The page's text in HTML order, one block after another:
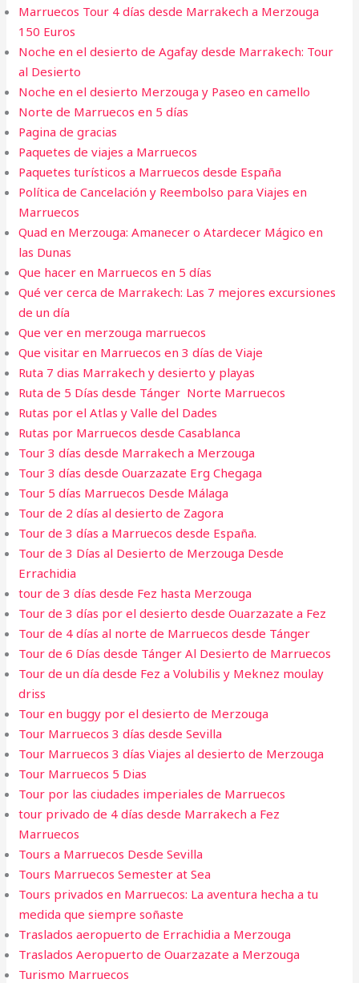
Marruecos Tour 4 días desde Marrakech a Merzouga
150 Euros
Noche en el desierto de Agafay desde Marrakech: Tour
al Desierto
Noche en el desierto Merzouga y Paseo en camello
Norte de Marruecos en 5 días
Pagina de gracias
Paquetes de viajes a Marruecos
Paquetes turísticos a Marruecos desde España
Política de Cancelación y Reembolso para Viajes en
Marruecos
Quad en Merzouga: Amanecer o Atardecer Mágico en
las Dunas
Que hacer en Marruecos en 5 días
Qué ver cerca de Marrakech: Las 7 mejores excursiones
de un día
Que ver en merzouga marruecos
Que visitar en Marruecos en 3 días de Viaje
Ruta 7 dias Marrakech y desierto y playas
Ruta de 5 Días desde Tánger Norte Marruecos
Rutas por el Atlas y Valle del Dades
Rutas por Marruecos desde Casablanca
Tour 3 días desde Marrakech a Merzouga
Tour 3 días desde Ouarzazate Erg Chegaga
Tour 5 días Marruecos Desde Málaga
Tour de 2 días al desierto de Zagora
Tour de 3 días a Marruecos desde España.
Tour de 3 Días al Desierto de Merzouga Desde
Errachidia
tour de 3 días desde Fez hasta Merzouga
Tour de 3 días por el desierto desde Ouarzazate a Fez
Tour de 4 días al norte de Marruecos desde Tánger
Tour de 6 Días desde Tánger Al Desierto de Marruecos
Tour de un día desde Fez a Volubilis y Meknez moulay
driss
Tour en buggy por el desierto de Merzouga
Tour Marruecos 3 días desde Sevilla
Tour Marruecos 3 días Viajes al desierto de Merzouga
Tour Marruecos 5 Dias
Tour por las ciudades imperiales de Marruecos
tour privado de 4 días desde Marrakech a Fez
Marruecos
Tours a Marruecos Desde Sevilla
Tours Marruecos Semester at Sea
Tours privados en Marruecos: La aventura hecha a tu
medida que siempre soñaste
Traslados aeropuerto de Errachidia a Merzouga
Traslados Aeropuerto de Ouarzazate a Merzouga
Turismo Marruecos